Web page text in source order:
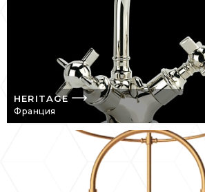
родился Maison
когда глобализация
трудным утверждение
идентичности и, кроме
высококачественного
производства, Серж
производством
своих собственных
поставляют лучшие
стеклодувы и мастера
Высокие стандарты
многочисленные
HERITAGE
Франция